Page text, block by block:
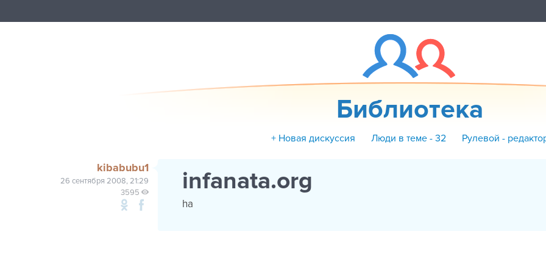
Библиотека
+ Новая дискуссия Люди в теме - 32 Рулевой -
kibabubu1
26 сентября 2008, 21:29
3595
infanata.org
ha